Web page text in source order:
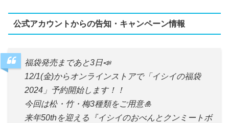
公式アカウントからの告知・キャンペーン情報
福袋発売まであと3日📣
12/1(金)からオンラインストアで「イシイの福袋
2024」予約開始します！！
今回は松・竹・梅3種類をご用意🎍
来年50thを迎える『イシイのおべんとクンミートボ